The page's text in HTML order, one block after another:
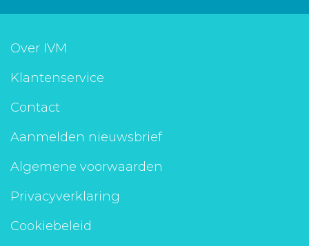
Over IVM
Klantenservice
Contact
Aanmelden nieuwsbrief
Algemene voorwaarden
Privacyverklaring
Cookiebeleid